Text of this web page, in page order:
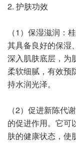
2. 护肤功效
（1）保湿滋润：
其具备良好的保湿
深入肌肤底层，为
柔软细腻，有效预
持水润光泽。
（2）促进新陈代
的促进作用。它可
肤的健康状态，使